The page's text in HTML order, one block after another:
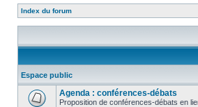
Index du forum
Espace public
Agenda : conférences-débats
Proposition de conférences-débats en